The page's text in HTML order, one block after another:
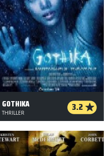
GOTHIKA 3.2
THRILLER